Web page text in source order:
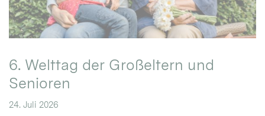
6. Welttag der Großeltern und
Senioren
24. Juli 2026